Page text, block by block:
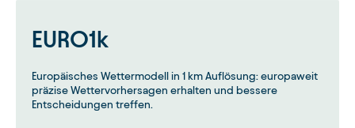
EURO1k
Europäisches Wettermodell in 1 km Auflösung: europaweit
präzise Wettervorhersagen erhalten und bessere
Entscheidungen treffen.